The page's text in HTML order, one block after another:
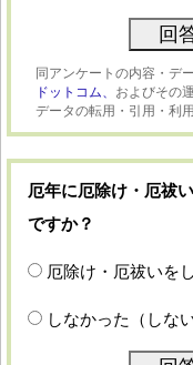
同アンケートの内容・デ
ドットコム、 およびその
データの転用・引用・利
厄年に厄除け・厄祓
ですか？
厄除け・厄祓いを
しなかった（しな